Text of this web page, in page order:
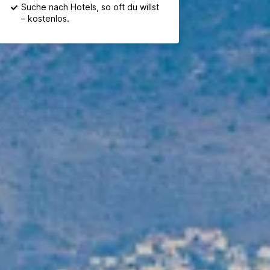
Suche nach Hotels, so oft du willst
– kostenlos.